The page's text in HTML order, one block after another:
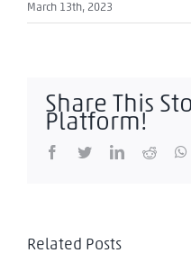
March 13th, 2023
Share This
Platform!
Facebook
TwitterLinkedIn
Reddit
Related Posts